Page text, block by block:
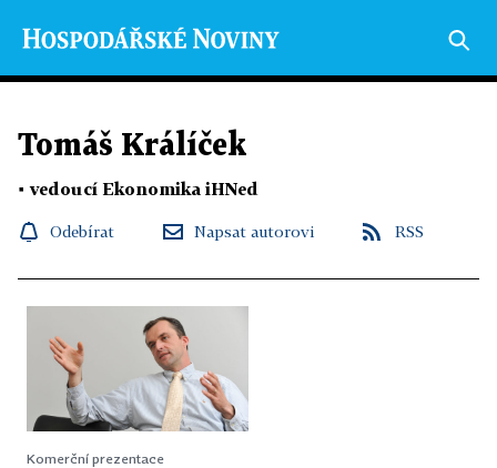
Tomáš Králíček
▪vedoucí Ekonomika iHNed
Odebírat Napsat autorovi RSS
Komerční prezentace